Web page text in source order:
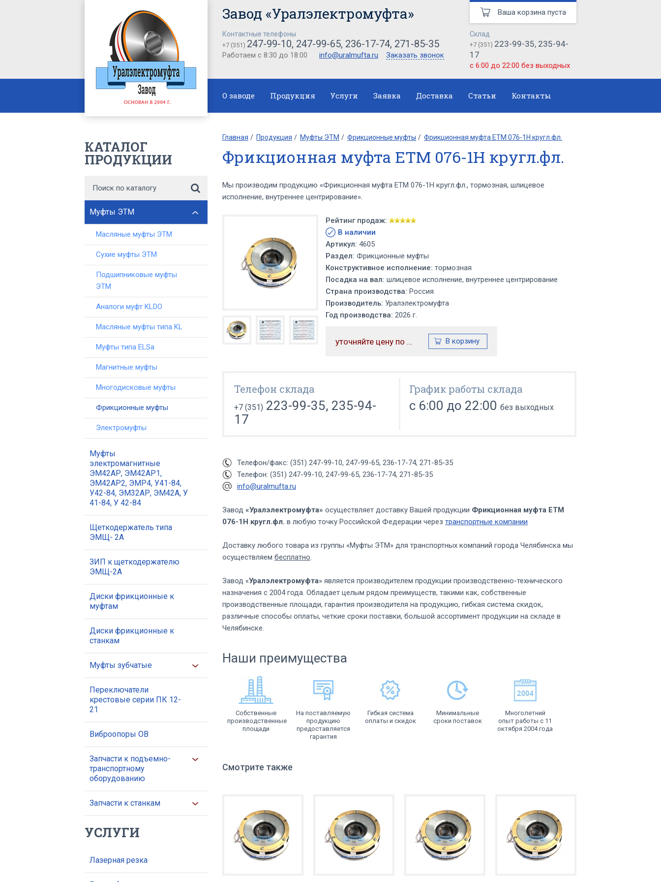
Завод «Уралэлектромуфта»
Контактные телефоны
+7 (351) 247-99-10, 247-99-65, 236-17-74, 271-85-35
Работаем с 8:30 до 18:00 info@uralmufta.ru Заказать звонок
Склад
+7 (351) 223-99-35, 235-94-
17
с 6:00 до 22:00 без выходных
Ваша корзина пуста
О заводе Продукция Услуги Заявка Доставка Статьи Контакты
КАТАЛОГ
ПРОДУКЦИИ
Муфты ЭТМ
Масляные муфты ЭТМ
Сухие муфты ЭТМ
Подшипниковые муфты
ЭТМ
Аналоги муфт KLDO
Масляные муфты типа KL
Муфты типа ELSa
Магнитные муфты
Многодисковые муфты
Фрикционные муфты
Электромуфты
Муфты
электромагнитные
ЭМ42АР, ЭМ42АР1,
ЭМ42АР2, ЭМР4, У41-84,
У42-84, ЭМ32АР, ЭМ42А, У
41-84, У 42-84
Щеткодержатель типа
ЭМЩ- 2А
ЗИП к щеткодержателю
ЭМЩ-2А
Диски фрикционные к
муфтам
Диски фрикционные к
станкам
Муфты зубчатые
Переключатели
крестовые серии ПК 12-
21
Виброопоры ОВ
Запчасти к подъемно-
транспортному
оборудованию
Запчасти к станкам
УСЛУГИ
Лазерная резка
Главная Продукция Муфты ЭТМ Фрикционные муфты Фрикционная муфта ЕТМ 076-1Н кругл.фл.
Фрикционная муфта ЕТМ 076-1Н кругл.фл.
Мы производим продукцию «Фрикционная муфта ЕТМ 076-1Н кругл.фл., тормозная, шлицевое
исполнение, внутреннее центрирование».
Рейтинг продаж:
В наличии
Артикул: 4605
Раздел: Фрикционные муфты
Конструктивное исполнение: тормозная
Посадка на вал: шлицевое исполнение, внутреннее центрирование
Страна производства: Россия
Производитель: Уралэлектромуфта
Год производства: 2026 г.
уточняйте цену по телефону
Телефон склада
+7 (351) 223-99-35, 235-94-
17
График работы склада
с 6:00 до 22:00 без выходных
Телефон/факс: (351) 247-99-10, 247-99-65, 236-17-74, 271-85-35
Телефон: (351) 247-99-10, 247-99-65, 236-17-74, 271-85-35
info@uralmufta.ru
Завод «Уралэлектромуфта» осуществляет доставку Вашей продукции Фрикционная муфта ЕТМ
076-1Н кругл.фл. в любую точку Российской Федерации через транспортные компании
Доставку любого товара из группы «Муфты ЭТМ» для транспортных компаний города Челябинска мы
осуществляем бесплатно.
Завод «Уралэлектромуфта» является производителем продукции производственно-технического
назначения с 2004 года. Обладает целым рядом преимуществ, такими как, собственные
производственные площади, гарантия производителя на продукцию, гибкая система скидок,
различные способы оплаты, четкие сроки поставки, большой ассортимент продукции на складе в
Челябинске.
Наши преимущества
Собственные
производственные
площади
На поставляемую
продукцию
предоставляется
гарантия
Гибкая система
оплаты и скидок
Минимальные
сроки поставок
Многолетний
опыт работы с 11
октября 2004 года
Смотрите также